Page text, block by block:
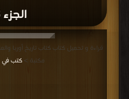
الجزء 3 PDF
مكتبة > كتب في